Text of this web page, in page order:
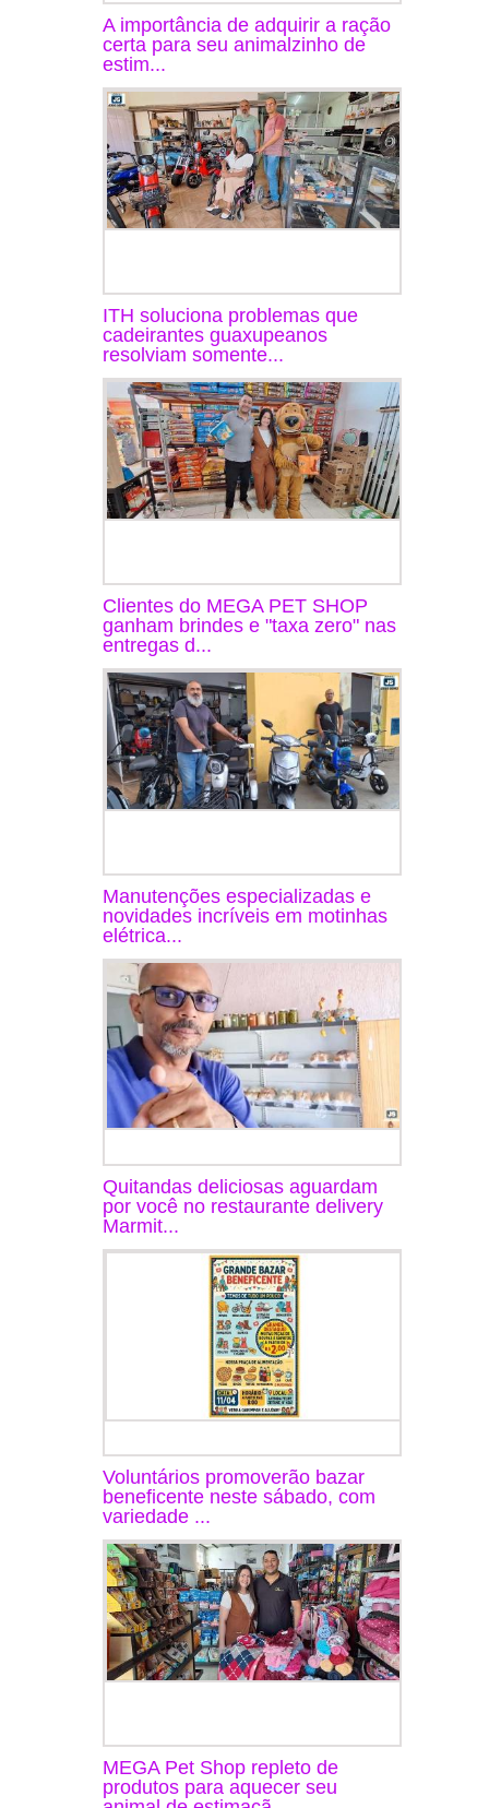
A importância de adquirir a ração
certa para seu animalzinho de
estim...
ITH soluciona problemas que
cadeirantes guaxupeanos
resolviam somente...
Clientes do MEGA PET SHOP
ganham brindes e "taxa zero" nas
entregas d...
Manutenções especializadas e
novidades incríveis em motinhas
elétrica...
Quitandas deliciosas aguardam
por você no restaurante delivery
Marmit...
Voluntários promoverão bazar
beneficente neste sábado, com
variedade ...
MEGA Pet Shop repleto de
produtos para aquecer seu